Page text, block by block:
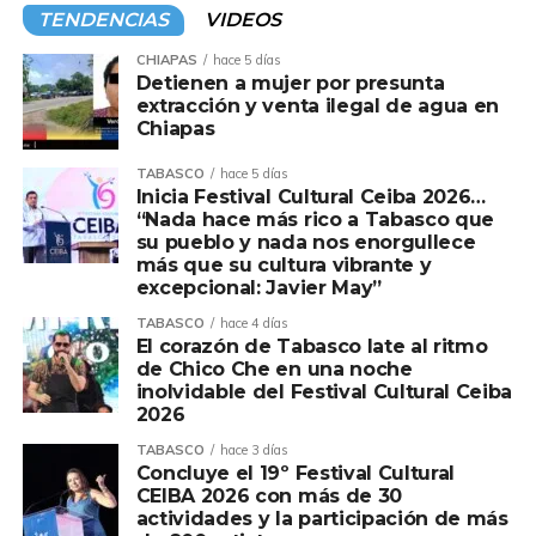
cada municipio. Ayer le tocó, parte del Centro,
antes fue Teapa y Tacotalpa, queda pendiente
Jalapa. De acuerdo a fuentes de Morena,“Andy”
pues para una buena parte de la militancia
resulta poco conocido, no obstante de ser hijo del
expresidente, Andrés Manuel López.
estrategia consiste montarse de los aspirantes a
las alcaldías.
Y en medio todo el arropamiento al junior de la
4T, la disputa por las candidaturas, se intensifica;
el caso más visible es el Centro, donde la
confrontación entre el líder del Congreso local,
Jorge Bracamontesy el ex titular de Sotop,
Daniel Casasús
será nada menos el inquilino de Palacio de
Gobierno bajo la influencia de“Andy” López,
según la percepción de la oposición. Además, la
presión del Centro del país a Palacio de Gobierno
TENDENCIAS VIDEOS
CHIAPAS hace 5 días
Detienen a mujer por presunta
extracción y venta ilegal de agua en
Chiapas
TABASCO hace 5 días
Inicia Festival Cultural Ceiba 2026…
“Nada hace más rico a Tabasco que
su pueblo y nada nos enorgullece
más que su cultura vibrante y
excepcional: Javier May”
TABASCO hace 4 días
El corazón de Tabasco late al ritmo
de Chico Che en una noche
inolvidable del Festival Cultural Ceiba
2026
TABASCO hace 3 días
Concluye el 19º Festival Cultural
CEIBA 2026 con más de 30
actividades y la participación de más